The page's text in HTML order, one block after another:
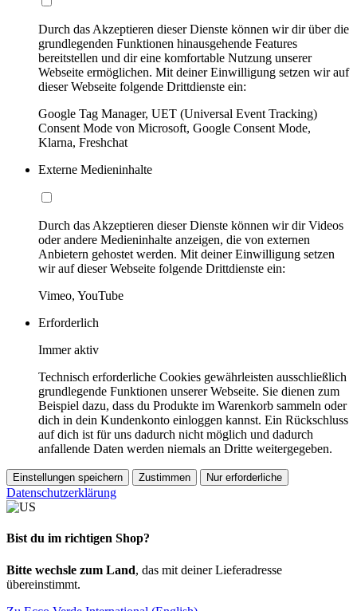
Durch das Akzeptieren dieser Dienste können wir dir über die
grundlegenden Funktionen hinausgehende Features
bereitstellen und dir eine komfortable Nutzung unserer
Webseite ermöglichen. Mit deiner Einwilligung setzen wir auf
dieser Webseite folgende Drittdienste ein:
Google Tag Manager, UET (Universal Event Tracking)
Consent Mode von Microsoft, Google Consent Mode,
Klarna, Freshchat
Externe Medieninhalte
Durch das Akzeptieren dieser Dienste können wir dir Videos
oder andere Medieninhalte anzeigen, die von externen
Anbietern gehostet werden. Mit deiner Einwilligung setzen
wir auf dieser Webseite folgende Drittdienste ein:
Vimeo, YouTube
Erforderlich
Immer aktiv
Technisch erforderliche Cookies gewährleisten ausschließlich
grundlegende Funktionen unserer Webseite. Sie dienen zum
Beispiel dazu, dass du Produkte im Warenkorb sammeln oder
dich in dein Kundenkonto einloggen kannst. Ein Rückschluss
auf dich ist für uns dadurch nicht möglich und dadurch
anfallende Daten werden niemals an Dritte weitergegeben.
Einstellungen speichern Zustimmen Nur erforderliche
Datenschutzerklärung
Bist du im richtigen Shop?
Bitte wechsle zum Land, das mit deiner Lieferadresse
übereinstimmt.